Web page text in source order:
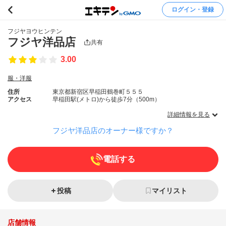
ログイン・登録
フジヤヨウヒンテン
フジヤ洋品店 共有
3.00
服・洋服
住所
東京都新宿区早稲田鶴巻町５５５
アクセス
早稲田駅(メトロ)から徒歩7分（500m）
詳細情報を見る
フジヤ洋品店のオーナー様ですか？
電話する
投稿 マイリスト
店舗情報